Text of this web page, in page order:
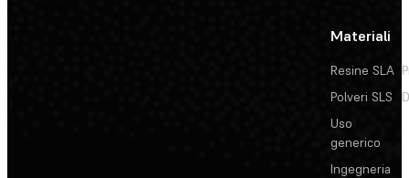
Materiali
Resine SLA
Polveri SLS
Uso
generico
Ingegneria